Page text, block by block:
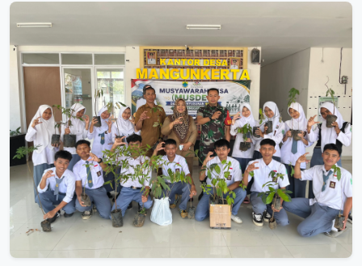
LINGKUNGAN 19:45:16 WIB, 06 Agu 2026